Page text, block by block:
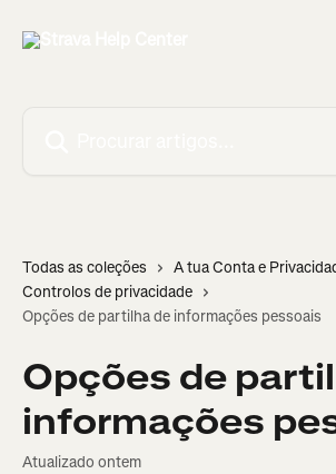
Todas as coleções
A tua Conta e
Controlos de privacidade
Opções de partilha de informações pessoais
Opções de
informações
Atualizado ontem